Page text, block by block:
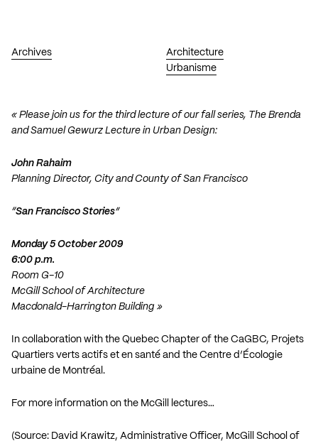
Archives
Architecture
Urbanisme
« Please join us for the third lecture of our fall series, The Brenda
and Samuel Gewurz Lecture in Urban Design:
John Rahaim
Planning Director, City and County of San Francisco
“San Francisco Stories”
Monday 5 October 2009
6:00 p.m.
Room G-10
McGill School of Architecture
Macdonald-Harrington Building »
In collaboration with the Quebec Chapter of the CaGBC, Projets
Quartiers verts actifs et en santé and the Centre d’Écologie
urbaine de Montréal .
For more information on the McGill lectures…
(Source: David Krawitz, Administrative Officer, McGill School of